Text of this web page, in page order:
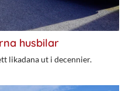
husbilar
likadana ut i decennier.